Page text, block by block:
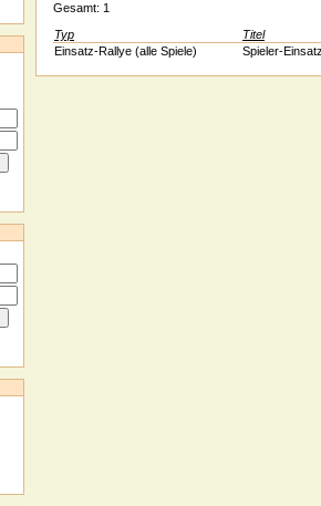
Gesamt: 1
Typ
Titel
Einsatz-Rallye (alle Spiele)
Spieler-